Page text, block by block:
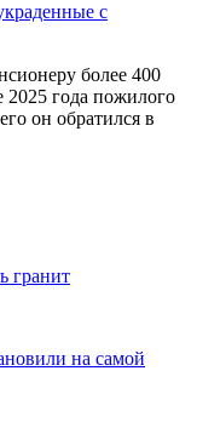
с
более 400
2025 года пожилого
он обратился в
гранит
на самой